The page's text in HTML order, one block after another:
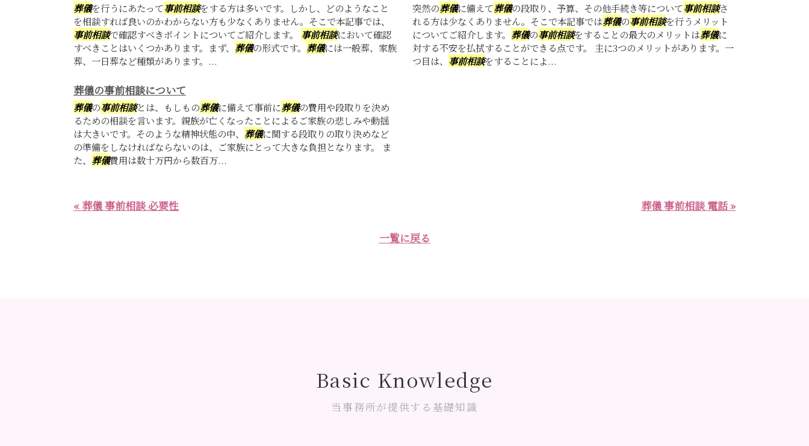
葬儀を行うにあたって事前相談をする方は多いです。しかし、どのようなこと
を相談すれば良いのかわからない方も少なくありません。そこで本記事では、
事前相談で確認すべきポイントについてご紹介します。 事前相談において確認
すべきことはいくつかあります。まず、 葬儀の形式です。 葬儀には一般葬、家族
葬、一日葬など種類があります。...
突然の葬儀に備えて葬儀の段取り、予算、その他手続き等について事前相談さ
れる方は少なくありません。そこで本記事では葬儀の事前相談を行うメリット
についてご紹介します。 葬儀の事前相談をすることの最大のメリットは葬儀に
対する不安を払拭することができる点です。 主に3つのメリットがあります。一
つ目は、 事前相談をすることによ...
葬儀の事前相談について
葬儀の事前相談とは、もしもの葬儀に備えて事前に葬儀の費用や段取りを決め
るための相談を言います。親族が亡くなったことによるご家族の悲しみや動揺
は大きいです。そのような精神状態の中、 葬儀に関する段取りの取り決めなど
の準備をしなければならないのは、ご家族にとって大きな負担となります。 ま
た、 葬儀費用は数十万円から数百万...
« 葬儀 事前相談 必要性 葬儀 事前相談 電話 »
一覧に戻る
Basic Knowledge
当事務所が提供する基礎知識